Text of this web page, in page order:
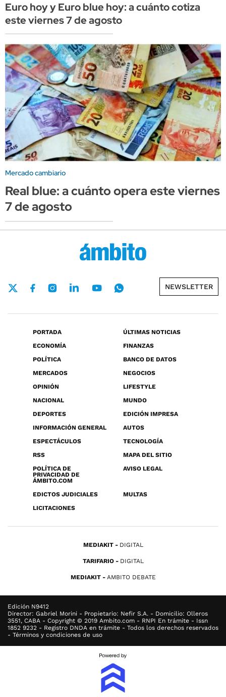
Euro hoy y Euro blue hoy: a cuánto cotiza
este viernes 7 de agosto
Mercado cambiario
Real blue: a cuánto opera este viernes
7 de agosto
NEWSLETTER
PORTADA
ÚLTIMAS NOTICIAS
ECONOMÍA
FINANZAS
POLÍTICA
BANCO DE DATOS
MERCADOS
NEGOCIOS
OPINIÓN
LIFESTYLE
NACIONAL
MUNDO
DEPORTES
EDICIÓN IMPRESA
INFORMACIÓN GENERAL
AUTOS
ESPECTÁCULOS
TECNOLOGÍA
RSS
MAPA DEL SITIO
POLÍTICA DE
PRIVACIDAD DE
ÁMBITO.COM
AVISO LEGAL
EDICTOS JUDICIALES
MULTAS
LICITACIONES
MEDIAKIT DIGITAL
TARIFARIO DIGITAL
MEDIAKIT AMBITO DEBATE
Edición N9412
Director: Gabriel Morini - Propietario: Nefir S.A. - Domicilio: Olleros
3551, CABA - Copyright © 2019 Ambito.com - RNPI En trámite - Issn
1852 9232 - Registro DNDA en trámite - Todos los derechos reservados
- Términos y condiciones de uso